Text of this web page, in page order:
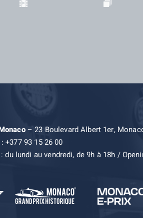
– 23 Boulevard Albert 1er,
+377 93 15 26 00
du lundi au vendredi, de 9h à 18h /